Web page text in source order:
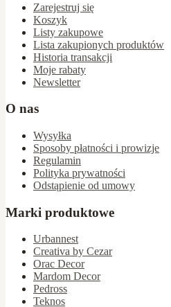
Zarejestruj się
Koszyk
Listy zakupowe
Lista zakupionych produktów
Historia transakcji
Moje rabaty
Newsletter
O nas
Wysyłka
Sposoby płatności i prowizje
Regulamin
Polityka prywatności
Odstąpienie od umowy
Marki produktowe
Urbannest
Creativa by Cezar
Orac Decor
Mardom Decor
Pedross
Teknos